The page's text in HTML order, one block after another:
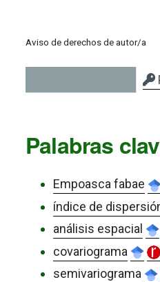
Aviso de derechos de autor/a
Palabras
Empoasca fabae
índice de
análisis espacial
covariograma
semivariograma